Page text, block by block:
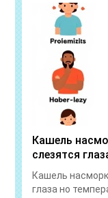
Кашель
слезятся
Кашель
глаза но